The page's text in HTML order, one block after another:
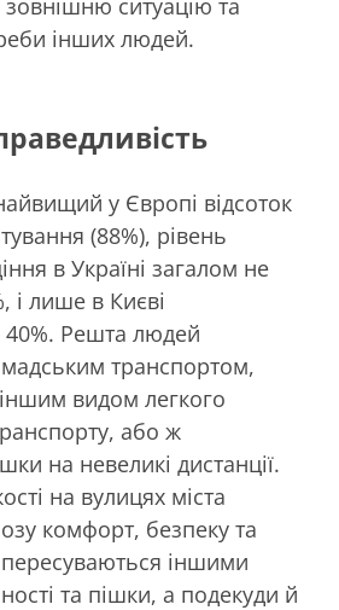
інших людей.
у Європі відсоток
(88%), рівень
в Україні загалом не
і лише в Києві
40%. Решта людей
транспортом,
видом легкого
або ж
на невеликі дистанції.
на вулицях міста
комфорт, безпеку та
іншими
та пішки, а подекуди й